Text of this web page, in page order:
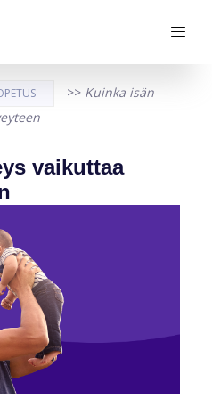
>> Kuinka isän
vaikuttaa